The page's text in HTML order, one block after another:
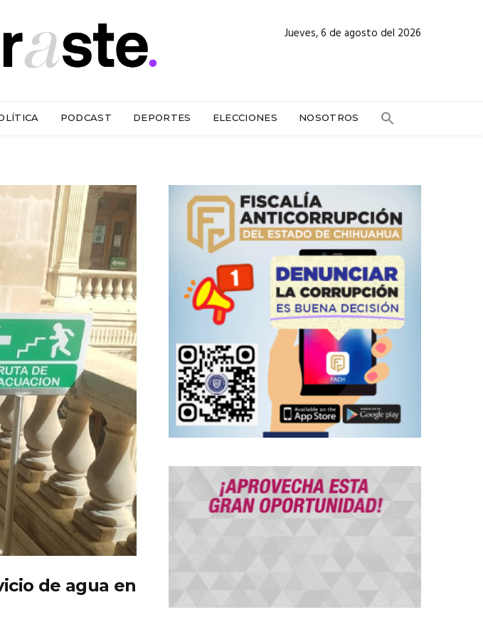
Jueves, 6 de agosto del 2026
PODCAST DEPORTES ELECCIONES NOSOTROS
de agua en